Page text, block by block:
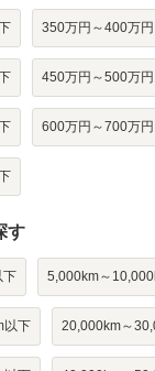
350万円～400万
450万円～500万
600万円～700万
す
下 5,000km～
以下 20,000km～